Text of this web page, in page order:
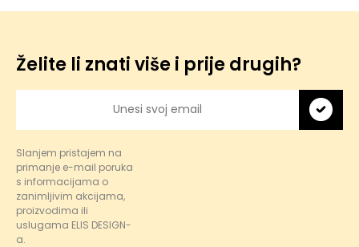
Želite li znati više i prije drugih?
Slanjem pristajem na
primanje e-mail poruka
s informacijama o
zanimljivim akcijama,
proizvodima ili
uslugama ELIS DESIGN-
a.